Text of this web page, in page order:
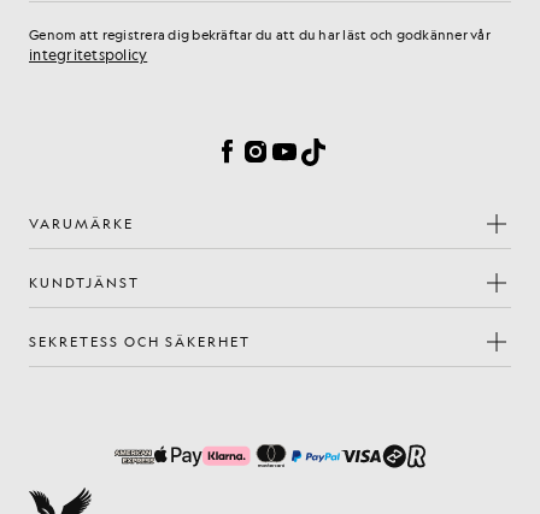
Genom att registrera dig bekräftar du att du har läst och godkänner vår
integritetspolicy
Facebook
Instagram
YouTube
TikTok
VARUMÄRKE
KUNDTJÄNST
SEKRETESS OCH SÄKERHET